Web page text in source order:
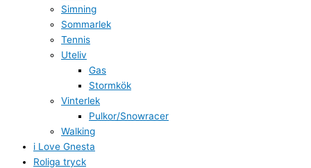
Simning
Sommarlek
Tennis
Uteliv
Gas
Stormkök
Vinterlek
Pulkor/Snowracer
Walking
i Love Gnesta
Roliga tryck